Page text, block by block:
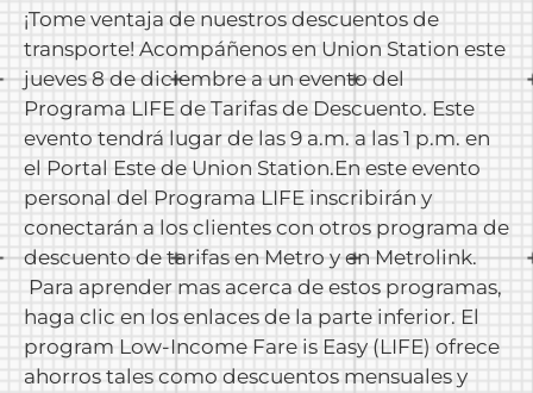
¡Tome ventaja de nuestros descuentos de
transporte! Acompáñenos en Union Station este
jueves 8 de diciembre a un evento del
Programa LIFE de Tarifas de Descuento. Este
evento tendrá lugar de las 9 a.m. a las 1 p.m. en
el Portal Este de Union Station.En este evento
personal del Programa LIFE inscribirán y
conectarán a los clientes con otros programa de
descuento de tarifas en Metro y en Metrolink.
Para aprender mas acerca de estos programas,
haga clic en los enlaces de la parte inferior. El
program Low-Income Fare is Easy (LIFE) ofrece
ahorros tales como descuentos mensuales y